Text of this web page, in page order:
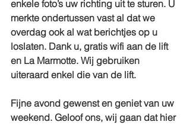
enkele foto’s uw richting uit te sturen. U
merkte ondertussen vast al dat we
overdag ook al wat berichtjes op u
loslaten. Dank u, gratis wifi aan de lift
en La Marmotte. Wij gebruiken
uiteraard enkel die van de lift.
Fijne avond gewenst en geniet van uw
weekend. Geloof ons, wij gaan dat hier